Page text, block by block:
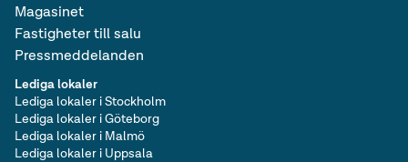
Magasinet
Fastigheter till salu
Pressmeddelanden
Lediga lokaler
Lediga lokaler i Stockholm
Lediga lokaler i Göteborg
Lediga lokaler i Malmö
Lediga lokaler i Uppsala